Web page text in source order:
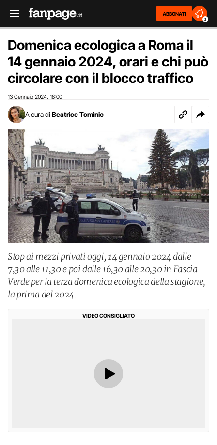
ABBONATI
2
Domenica ecologica a Roma il
14 gennaio 2024, orari e chi può
circolare con il blocco traffico
13 Gennaio 2024 18:00
A cura di Beatrice Tominic
Stop ai mezzi privati oggi, 14 gennaio 2024 dalle
7,30 alle 11,30 e poi dalle 16,30 alle 20,30 in Fascia
Verde per la terza domenica ecologica della stagione,
la prima del 2024.
VIDEO CONSIGLIATO